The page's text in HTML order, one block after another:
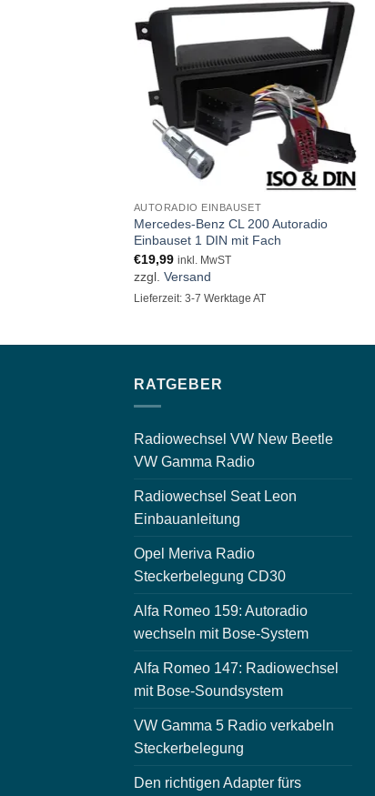
AUTORADIO EINBAUSET
Mercedes-Benz CL 200 Autoradio
Einbauset 1 DIN mit Fach
€19,99 inkl. MwST
zzgl. Versand
Lieferzeit: 3-7 Werktage AT
RATGEBER
Radiowechsel VW New Beetle
VW Gamma Radio
Radiowechsel Seat Leon
Einbauanleitung
Opel Meriva Radio
Steckerbelegung CD30
Alfa Romeo 159: Autoradio
wechseln mit Bose-System
Alfa Romeo 147: Radiowechsel
mit Bose-Soundsystem
VW Gamma 5 Radio verkabeln
Steckerbelegung
Den richtigen Adapter fürs